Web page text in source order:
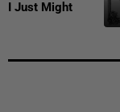
I Just Might